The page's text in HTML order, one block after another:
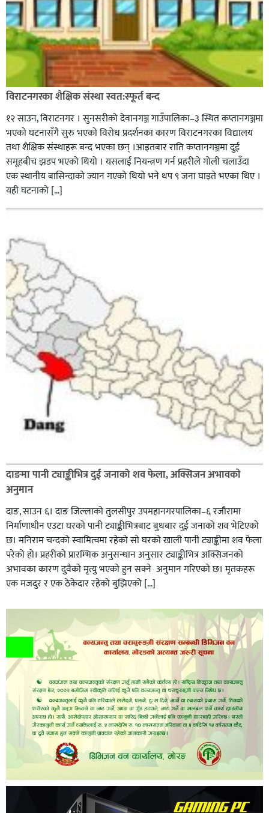
विराटनगरका शैक्षिक संस्था स्वत:स्फूर्त बन्द
१२ साउन, विराटनगर । सुनसरीको देवानगञ्ज गाउँपालिका–३ स्थित कप्तानगञ्जमा
भएको घटनासँगै सुरु भएको विरोध प्रदर्शनका कारण विराटनगरका विद्यालय
तथा शैक्षिक संस्थाहरू बन्द भएका छन् ।आइतबार राति कप्तानगञ्जमा दुई
समूहबीच झडप भएको थियो । यसलाई नियन्त्रण गर्न प्रहरीले गोली चलाउँदा
एक स्थानीय बासिन्दाको ज्यान गएको थियो भने थप ९ जना घाइते भएका थिए ।
यही घटनाको […]
दाङमा पानी ट्याङ्कीभित्र दुई जनाको शव फेला, अक्सिजन अभावकाे
अनुमान
दाङ, साउन ६। दाङ जिल्लाको तुलसीपुर उपमहानगरपालिका–६ रजौरामा
निर्माणाधीन एउटा घरको पानी ट्याङ्कीभित्रबाट बुधबार दुई जनाको शव भेटिएको
छ। मनिराम चन्दको स्वामित्वमा रहेको सो घरको खाली पानी ट्याङ्कीमा शव फेला
परेको हो। प्रहरीकाे प्रारम्भिक अनुसन्धान अनुसार ट्याङ्कीभित्र अक्सिजनको
अभावका कारण दुवैको मृत्यु भएको हुन सक्ने अनुमान गरिएको छ। मृतकहरू
एक मजदुर र एक ठेकेदार रहेको बुझिएको […]